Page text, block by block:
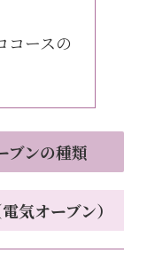
コースの
ブンの種類
気オーブン）